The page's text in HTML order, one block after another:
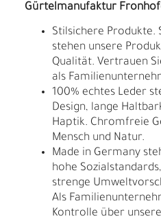
Gürtelmanufaktur
Stilsichere Produkte.
stehen unsere
Qualität. Vertrauen
als
100% echtes Leder
Design, lange
Haptik. Chromfreie
Mensch und Natur.
Made in Germany
hohe
strenge
Als
Kontrolle über